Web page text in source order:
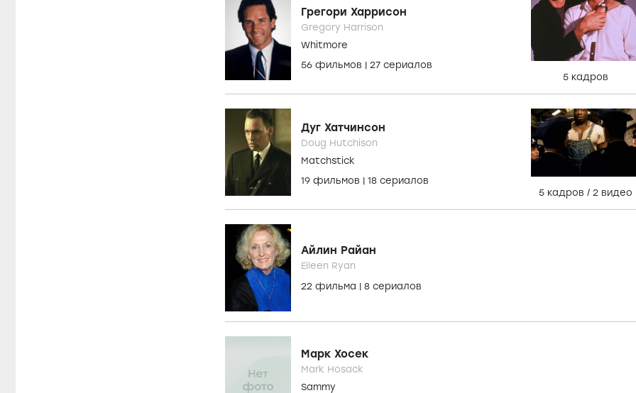
Грегори Харрисон
Gregory Harrison
Whitmore
56 фильмов | 27 сериалов
5 кадров
Дуг Хатчинсон
Doug Hutchison
Matchstick
19 фильмов | 18 сериалов
5 кадров / 2 видео
Айлин Райан
Eileen Ryan
22 фильма | 8 сериалов
Марк Хосек
Mark Hosack
Sammy